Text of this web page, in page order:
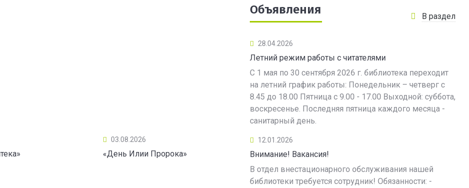
03.08.2026
«День Илии Пророка»
Объявления В раздел
28.04.2026
Летний режим работы с читателями
С 1 мая по 30 сентября 2026 г. библиотека переходит
на летний график работы: Понедельник – четверг с
8.45 до 18.00 Пятница с 9.00 - 17.00 Выходной: суббота,
воскресенье. Последняя пятница каждого месяца -
санитарный день.
12.01.2026
Внимание! Вакансия!
В отдел внестационарного обслуживания нашей
библиотеки требуется сотрудник! Обязанности: -